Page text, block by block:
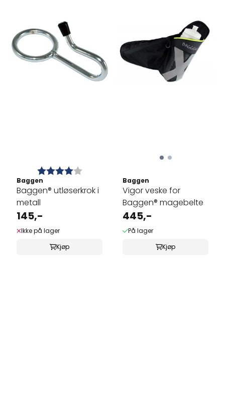
Karakter: 4.0 av 5 mulige
Baggen
Baggen® utløserkrok i
metall
145,-
Ikke på lager
Kjøp
Baggen
Vigor veske for
Baggen® magebelte
445,-
På lager
Kjøp